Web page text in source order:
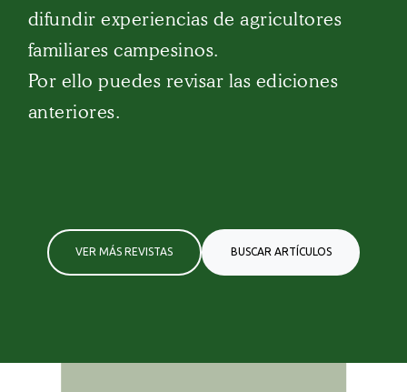
difundir experiencias de agricultores
familiares campesinos.
Por ello puedes revisar las ediciones
anteriores.
VER MÁS REVISTAS BUSCAR ARTÍCULOS